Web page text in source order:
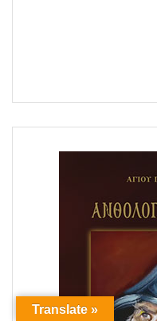
Translate »